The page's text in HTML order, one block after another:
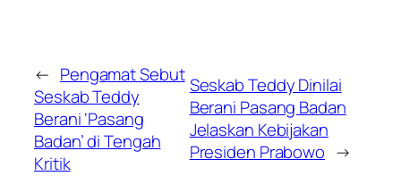
← Pengamat Sebut
Seskab Teddy
Berani ‘Pasang
Badan’ di Tengah
Kritik
Seskab Teddy Dinilai
Berani Pasang Badan
Jelaskan Kebijakan
Presiden Prabowo →